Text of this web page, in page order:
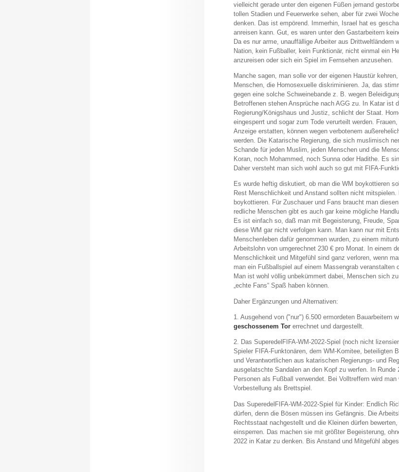
vielleicht gerade unter den eigenen Füßen jemand
tollen Stadien und Feuerwerke sehen, aber für zwei
denken. Das ist empörend. Immerhin, Israel hat es
anreisen kann. Gut, es waren unter den Gastarbeitern
Da es nur arme, unauffällige Arbeiter aus Drittweltländern
Nation, kein Fußballer, kein Funktionär, nicht einmal ein
anzureisen oder sich ein Spiel im Fernsehen anzusehen.
Manche sagen, man solle vor der eigenen Haustür
Menschen, die Homosexuelle diskriminieren. Ja, das
gegen eine solche Schweinebande z. B. wegen
Betroffenen stehen Ansprüche nach AGG zu. In Katar ist
Regierung/Königshaus und Justiz, schlicht der Staat.
eingesperrt und sogar zum Tode verurteilt werden.
Anzeige erstatten, können wegen verbotenem
werden. Die Katarische Regierung, die sich muslimisch
Schande für jeden Muslim, jeden Menschen und die
Koran, noch Mohammed, noch Sunna oder Hadithe. Es
Daher versteht man sich wohl auch so gut mit FIFA-
Es wurde heftig diskutiert, ob man die WM boykottieren
Rest Menschlichkeit und Anstand sollten nicht mitspielen.
boykottieren. Für Zuschauer und Fans braucht man
redliche Menschen gibt es auch gar keine mögliche
Es ist einfach so, daß man mit Begeisterung, Freude,
diese WM gar nicht verfolgen kann. Man kann nur mit
Menschenleben dafür genommen wurden, zu einem
Arbeitslohn von umgerechnet 230 € pro Monat. In einem
Menschlichkeit und Mitgefühl sind ganz verloren, wenn
man ein Fußballspiel auf einem Massengrab veranstalten
Man ist wohl völlig unbekümmert dabei, Menschen sich
„echte Fans“ Spaß haben können.
Daher Ergänzungen und Alternativen:
1. Ausgehend von ("nur") 6.500 ermordeten Bauarbeitern
geschossenem Torerrechnet und dargestellt.
2. Das SuperedelFIFA-WM-2022-Spiel (noch nicht
Spieler FIFA-Funktonären, dem WM-Komitee, beteiligten
und Verantwortlichen aus katarischen Regierungs- und
ausgelatschte Sandalen an den Kopf zu werfen. In Runde
Personen als Fußball verwendet. Bei Volltreffern wird
Vorbestellung als Brettspiel.
Das SuperedelFIFA-WM-2022-Spiel für Kinder: Endlich
dürfen, denn die Bösen müssen ins Gefängnis. Die
Rechtsstaat nachgestellt und die Kleinen dürfen
einsperren. Das machen sie mit größter Begeisterung,
2022 in Katar zu denken. Bis Anstand und Mitgefühl